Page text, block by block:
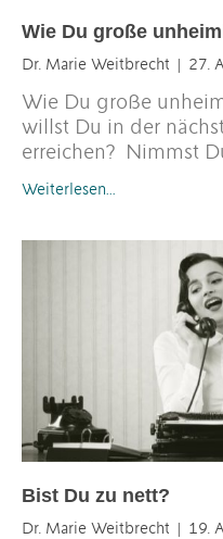
Wie Du große
Dr. Marie Weitbrecht 27.
Wie Du große
willst Du in der
erreichen? Nimmst
Weiterlesen…
Bist Du zu nett?
Dr. Marie Weitbrecht 19.